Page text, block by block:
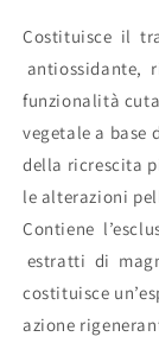
E
INTIME
Costituisce il
antiossidante,
funzionalità
vegetale a base
della ricrescita
le alterazioni
Contiene
estratti di
costituisce
azione